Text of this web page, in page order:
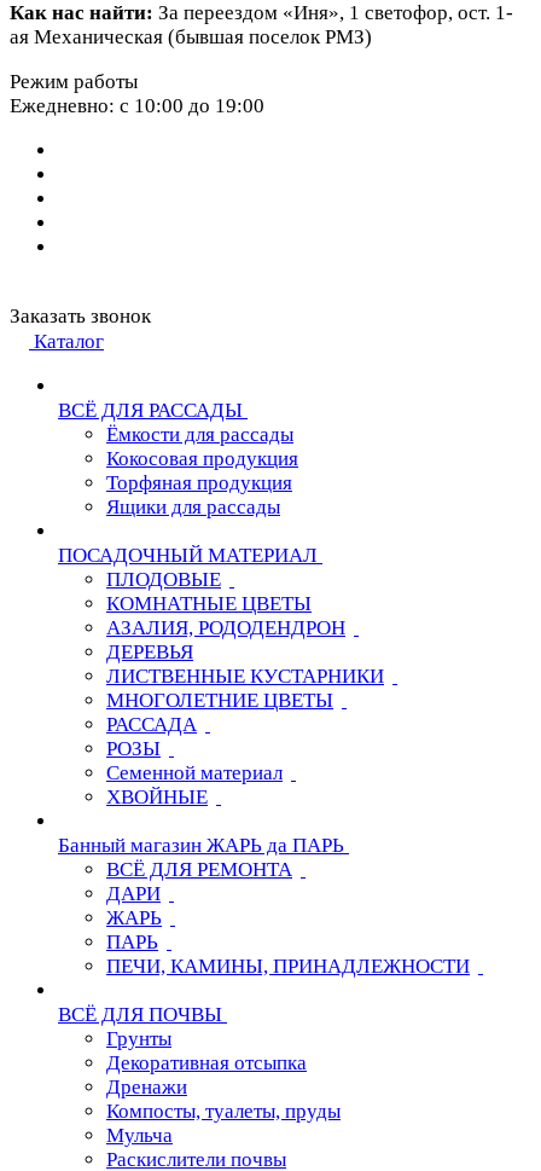
Как нас найти: За переездом «Иня», 1 светофор, ост. 1-
ая Механическая (бывшая поселок РМЗ)
Режим работы
Ежедневно: с 10:00 до 19:00
Заказать звонок
Каталог
ВСЁ ДЛЯ РАССАДЫ
Ёмкости для рассады
Кокосовая продукция
Торфяная продукция
Ящики для рассады
ПОСАДОЧНЫЙ МАТЕРИАЛ
ПЛОДОВЫЕ
КОМНАТНЫЕ ЦВЕТЫ
АЗАЛИЯ, РОДОДЕНДРОН
ДЕРЕВЬЯ
ЛИСТВЕННЫЕ КУСТАРНИКИ
МНОГОЛЕТНИЕ ЦВЕТЫ
РАССАДА
РОЗЫ
Семенной материал
ХВОЙНЫЕ
Банный магазин ЖАРЬ да ПАРЬ
ВСЁ ДЛЯ РЕМОНТА
ДАРИ
ЖАРЬ
ПАРЬ
ПЕЧИ, КАМИНЫ, ПРИНАДЛЕЖНОСТИ
ВСЁ ДЛЯ ПОЧВЫ
Грунты
Декоративная отсыпка
Дренажи
Компосты, туалеты, пруды
Мульча
Раскислители почвы